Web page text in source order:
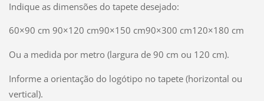
Indique as dimensões do tapete desejado:
60×90 cm 90×120 cm90×150 cm90×300 cm120×180 cm
Ou a medida por metro (largura de 90 cm ou 120 cm).
Informe a orientação do logótipo no tapete (horizontal ou
vertical).